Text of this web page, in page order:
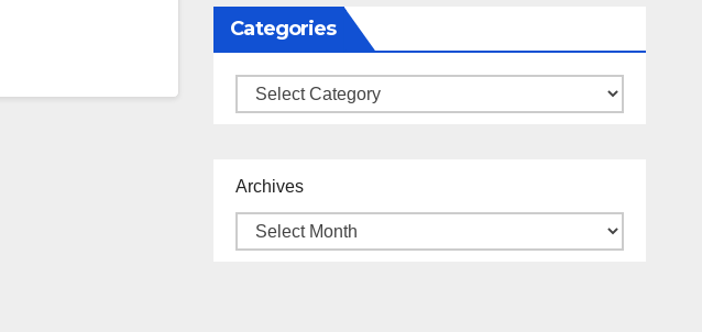
Categories
Categories
Archives